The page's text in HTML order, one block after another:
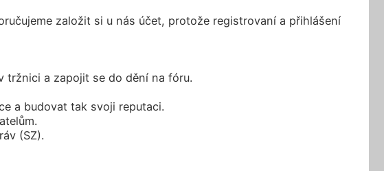
založit si u nás účet, protože registrovaní a přihlášení
tržnici a zapojit se do dění na fóru.
a budovat tak svoji reputaci.
(SZ).